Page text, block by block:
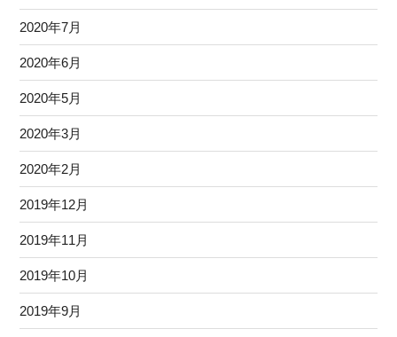
2020年7月
2020年6月
2020年5月
2020年3月
2020年2月
2019年12月
2019年11月
2019年10月
2019年9月